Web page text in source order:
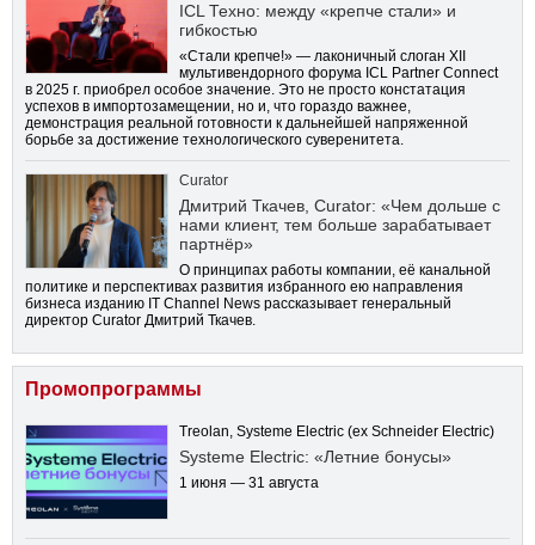
ICL Техно: между «крепче стали» и
гибкостью
«Стали крепче!» — лаконичный слоган XII
мультивендорного форума ICL Partner Connect
в 2025 г. приобрел особое значение. Это не просто констатация
успехов в импортозамещении, но и, что гораздо важнее,
демонстрация реальной готовности к дальнейшей напряженной
борьбе за достижение технологического суверенитета.
Curator
Дмитрий Ткачев, Curator: «Чем дольше с
нами клиент, тем больше зарабатывает
партнёр»
О принципах работы компании, её канальной
политике и перспективах развития избранного ею направления
бизнеса изданию IT Channel News рассказывает генеральный
директор Curator Дмитрий Ткачев.
Промопрограммы
Treolan, Systeme Electric (ex Schneider Electric)
Systeme Electric: «Летние бонусы»
1 июня — 31 августа